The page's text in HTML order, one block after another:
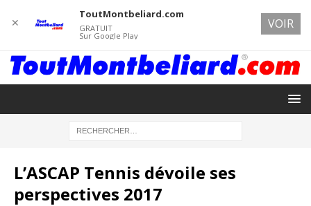
L’ASCAP Tennis dévoile ses
perspectives 2017
✕
ToutMontbeliard.com
GRATUIT
Sur Google Play
VOIR